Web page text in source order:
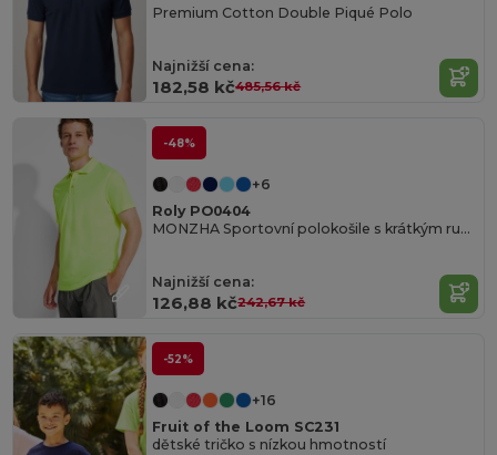
Premium Cotton Double Piqué Polo
Najnižší cena:
182,58 kč485,56 kč
-48%
+6
Roly PO0404
MONZHA Sportovní polokošile s krátkým rukávem
Najnižší cena:
126,88 kč242,67 kč
-52%
+16
Fruit of the Loom SC231
dětské tričko s nízkou hmotností